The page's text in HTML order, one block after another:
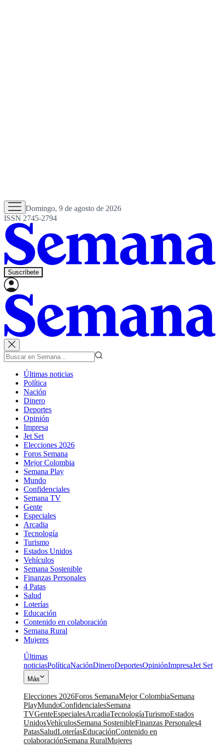
Domingo, 9 de agosto de 2026
ISSN 2745-2794
Suscríbete
Últimas noticias
Política
Nación
Dinero
Deportes
Opinión
Impresa
Jet Set
Elecciones 2026
Foros Semana
Mejor Colombia
Semana Play
Mundo
Confidenciales
Semana TV
Gente
Especiales
Arcadia
Tecnología
Turismo
Estados Unidos
Vehículos
Semana Sostenible
Finanzas Personales
4 Patas
Salud
Loterías
Educación
Contenido en colaboración
Semana Rural
Mujeres
Últimas
noticiasPolíticaNaciónDineroDeportesOpiniónImpresaJet Set
Más
Elecciones 2026Foros SemanaMejor ColombiaSemana
PlayMundoConfidencialesSemana
TVGenteEspecialesArcadiaTecnologíaTurismoEstados
UnidosVehículosSemana SostenibleFinanzas Personales4
PatasSaludLoteríasEducaciónContenido en
colaboraciónSemana RuralMujeres